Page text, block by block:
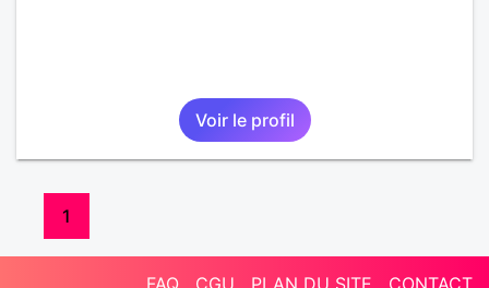
Voir le profil
1
FAQ CGU PLAN DU SITE CONTACT